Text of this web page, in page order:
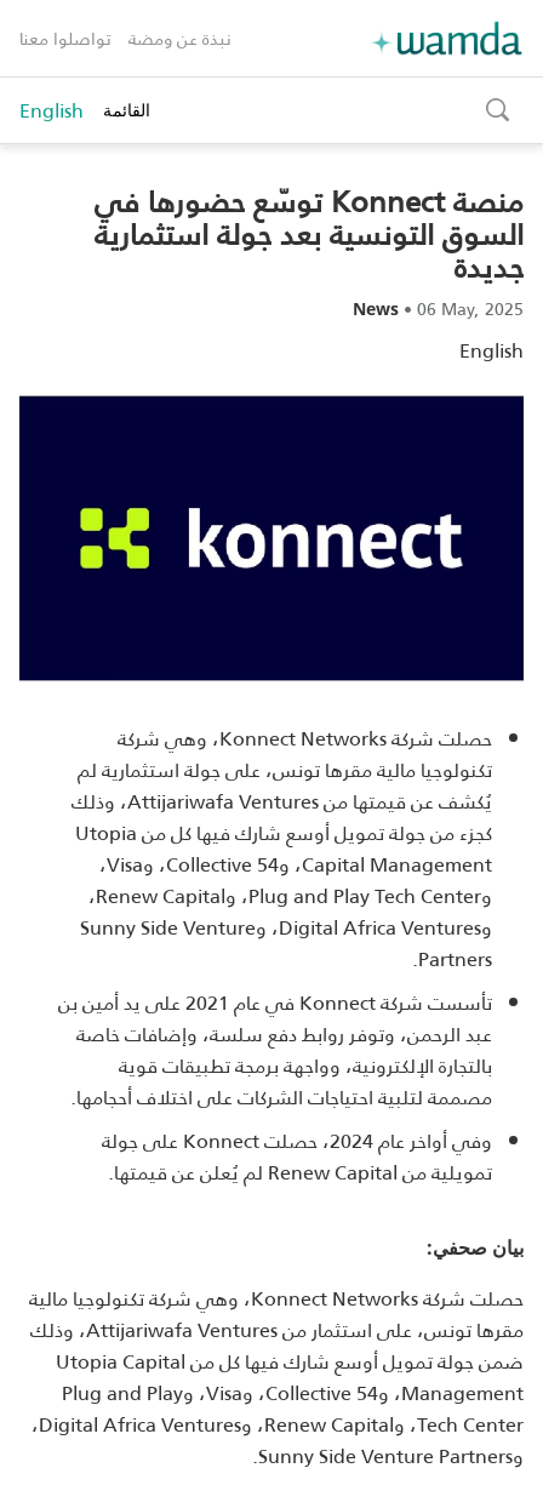
نبذة عن ومضة تواصلوا معنا
toggle
search
القائمة English
منصة Konnect توسّع حضورها في
السوق التونسية بعد جولة استثمارية
جديدة
News •06 May, 2025
English
حصلت شركة Konnect Networks، وهي شركة
تكنولوجيا مالية مقرها تونس، على جولة استثمارية لم
يُكشف عن قيمتها من Attijariwafa Ventures، وذلك
كجزء من جولة تمويل أوسع شارك فيها كل من Utopia
Capital Management، و54 Collective، وVisa،
وPlug and Play Tech Center، وRenew Capital،
وDigital Africa Ventures، وSunny Side Venture
Partners.
تأسست شركة Konnect في عام 2021 على يد أمين بن
عبد الرحمن، وتوفر روابط دفع سلسة، وإضافات خاصة
بالتجارة الإلكترونية، وواجهة برمجة تطبيقات قوية
مصممة لتلبية احتياجات الشركات على اختلاف أحجامها.
وفي أواخر عام 2024، حصلت Konnect على جولة
تمويلية من Renew Capital لم يُعلن عن قيمتها.
بيان صحفي:
حصلت شركة Konnect Networks، وهي شركة تكنولوجيا مالية
مقرها تونس، على استثمار من Attijariwafa Ventures، وذلك
ضمن جولة تمويل أوسع شارك فيها كل من Utopia Capital
Management، و54 Collective، وVisa، وPlug and Play
Tech Center، وRenew Capital، وDigital Africa Ventures،
وSunny Side Venture Partners.